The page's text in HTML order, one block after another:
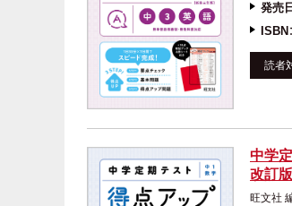
発売
読者
中学
改訂版
旺